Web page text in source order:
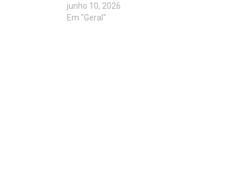
junho 10, 2026
Em "Geral"